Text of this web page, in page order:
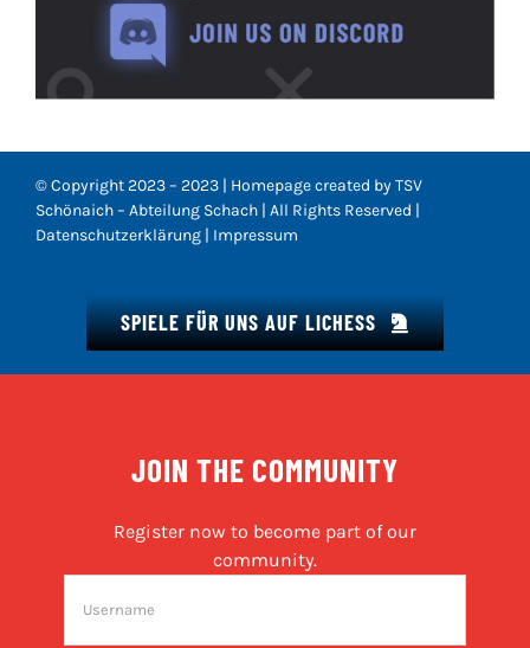
© Copyright 2023 – 2023 | Homepage created by TSV
Schönaich – Abteilung Schach | All Rights Reserved |
Datenschutzerklärung | Impressum
SPIELE FÜR UNS AUF LICHESS
JOIN THE COMMUNITY
Register now to become part of our
community.